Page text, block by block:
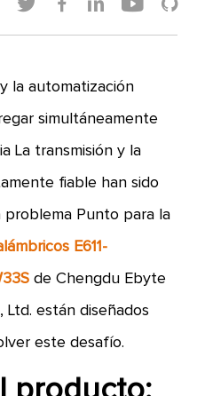
    
la automatización
simultáneamente
La transmisión y la
fiable han sido
Punto para la
E611-
de Chengdu Ebyte
Ltd. están diseñados
este desafío.